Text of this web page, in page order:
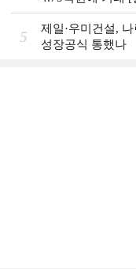
5
제일·우미건설,
성장공식 통했나